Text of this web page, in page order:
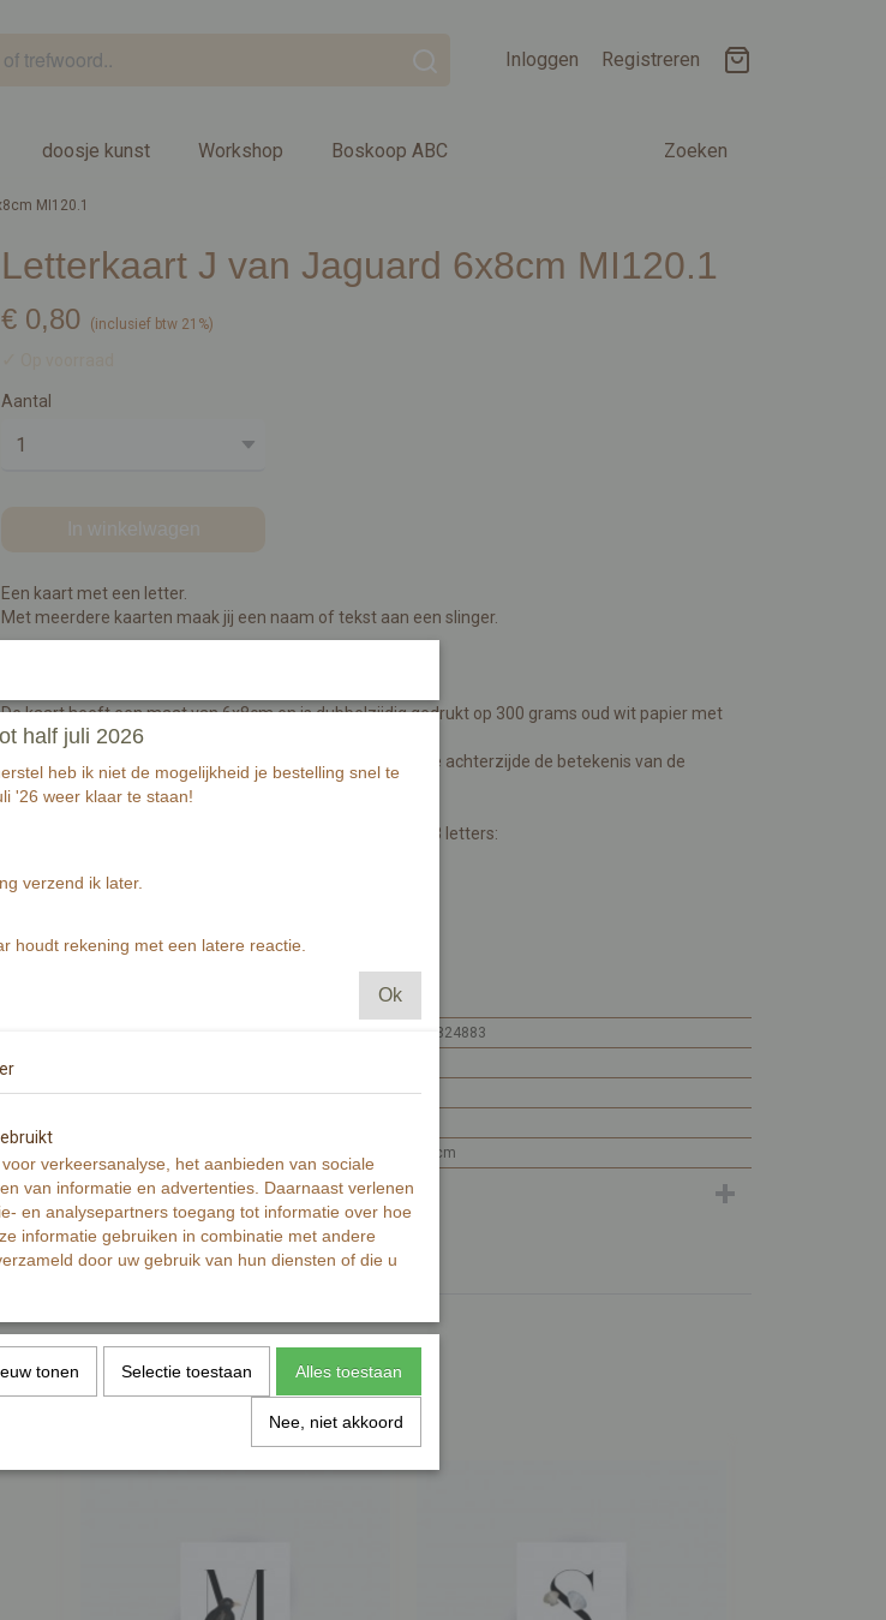
Inloggen Registreren
Zoeken
doosje kunst Workshop Boskoop ABC
MI120.1
Letterkaart J van Jaguard 6x8cm MI120.1
€ 0,80 (inclusief btw 21%)
Aantal
In winkelwagen
Een kaart met een letter.
Met meerdere kaarten maak jij een naam of tekst aan een slinger.
De kaart heeft een maat van 6x8cm en is dubbelzijdig gedrukt op 300 grams oud wit papier met
zichtbare en voelbare structuur.
Aan de voorzijde een letter of teken met illustratie. Aan de achterzijde de betekenis van de
Benodigdheden voor een naam of tekst van bijvoorbeeld 8 letters:
- 8 letterkaarten
MI120.1
7448109824883
Productcode leverancier
Netto gewicht
0,01 g
0 x 6 x 8 cm
half juli 2026
heb ik niet de mogelijkheid je bestelling snel te
'26 weer klaar te staan!
verzend ik later.
houdt rekening met een latere reactie.
Ok
verkeersanalyse, het aanbieden van sociale
van informatie en advertenties. Daarnaast verlenen
en analysepartners toegang tot informatie over hoe
informatie gebruiken in combinatie met andere
door uw gebruik van hun diensten of die u
tonen Selectie toestaan Alles toestaan
Nee, niet akkoord